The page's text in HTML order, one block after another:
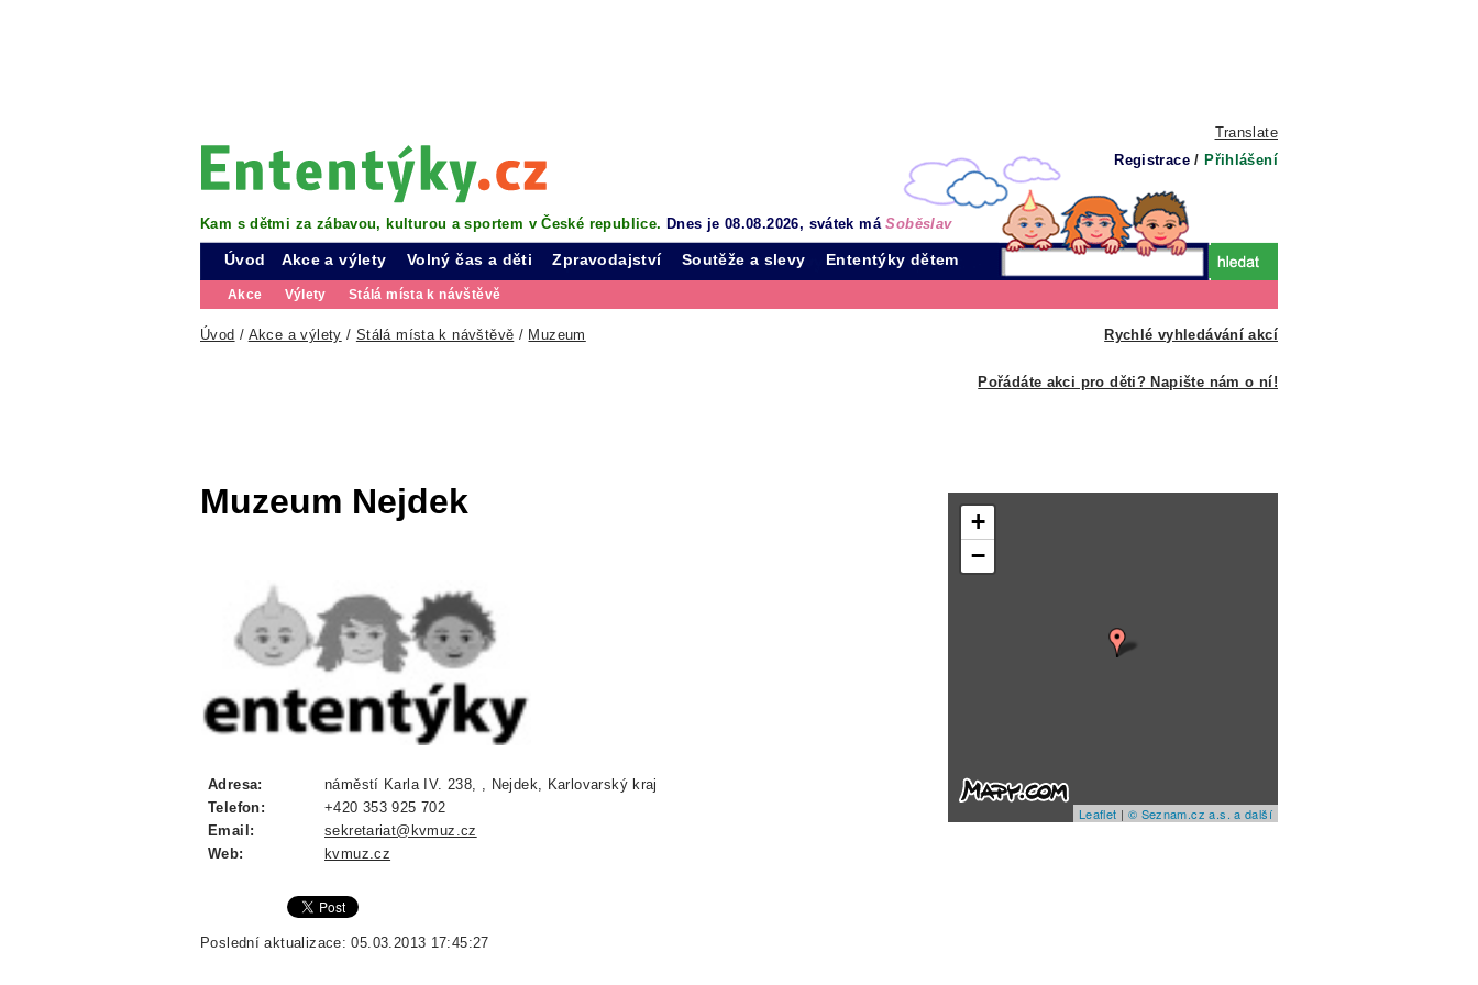
Translate
Registrace / Přihlášení
Kam s dětmi za zábavou, kulturou a sportem v České republice. Dnes je 08.08.2026, svátek máSoběslav
Úvod Akce a výlety
Akce Výlety Stálá místa k návštěvě
Volný čas a děti Zpravodajství Soutěže a slevy Ententýky dětem
Rychlé vyhledávání akcí
Úvod / Akce a výlety / Stálá místa k návštěvě / Muzeum
Pořádáte akci pro děti? Napište nám o ní!
Muzeum Nejdek
Adresa:
náměstí Karla IV. 238, , Nejdek, Karlovarský kraj
Telefon:
+420 353 925 702
Email:
sekretariat@kvmuz.cz
Web:
kvmuz.cz
Poslední aktualizace: 05.03.2013 17:45:27
+
−
Leaflet | © Seznam.cz a.s. a další